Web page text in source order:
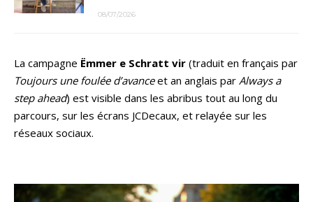
08/07/2026
La campagne Ëmmer e Schratt vir (traduit en français par
Toujours une foulée d’avanceet an anglais par Always a
step ahead) est visible dans les abribus tout au long du
parcours, sur les écrans JCDecaux, et relayée sur les
réseaux sociaux.